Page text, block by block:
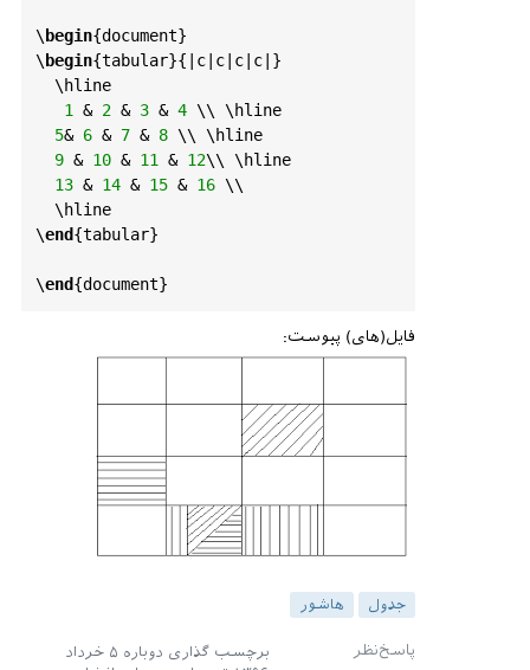
\ begin{document}
\ begin{tabular}{| c| c| c| c|}
  \
hline
1 & 2 & 3 & 4 \\ \ hline
5& 6 & 7 & 8 \\ \ hline
9 & 10 & 11 & 12\\ \ hline
13 & 14 & 15 & 16 \\
  \
hline
\end{tabular}
\end{document
فایل(های) پیوست:
جدول هاشور
برچسب گذاری دوباره
۵ خرداد